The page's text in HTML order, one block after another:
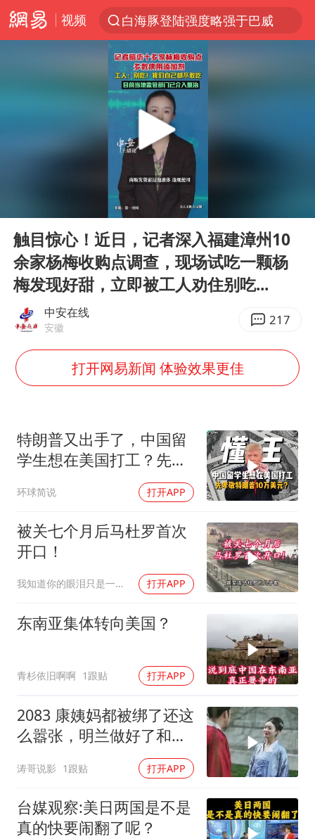
视频
白海豚登陆强度略强于巴威
《披荆斩棘2026》阵容官宣
杭州机场已取消航班388架次
白海豚北上或致京津冀暴雨
上海有出现龙卷潜势
新疆一婚礼线上邀请引热议
广西公开征集涉黑涉恶犯罪线索
中国第1高楼阻尼器摆动明显
司机见竹子晃动紧急停车救下全车人
灌溉水坝被隔成鱼塘 村民投诉20余年
奋力开创中国式现代化建设新局面
Play
触目惊心！近日，记者深入福建漳州10
余家杨梅收购点调查，现场试吃一颗杨
梅发现好甜，立即被工人劝住别吃...
中安在线
安徽 217
打开网易新闻 体验效果更佳
特朗普又出手了，中国留
学生想在美国打工？先孝
环球简说 打开APP
被关七个月后马杜罗首次
开口！
我知道你的眼泪只是一种无奈 打开APP
东南亚集体转向美国？
青杉依旧啊啊 1跟贴 打开APP
2083 康姨妈都被绑了还这
么嚣张，明兰做好了和王
涛哥说影 1跟贴 打开APP
台媒观察:美日两国是不是
真的快要闹翻了呢？